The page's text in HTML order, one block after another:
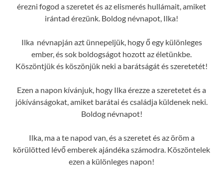
érezni fogod a szeretet és az elismerés hullámait, amiket
irántad érezünk. Boldog névnapot, Ilka!
Ilka névnapján azt ünnepeljük, hogy ő egy különleges
ember, és sok boldogságot hozott az életünkbe.
Köszöntjük és köszönjük neki a barátságát és szeretetét!
Ezen a napon kívánjuk, hogy Ilka érezze a szeretetet és a
jókívánságokat, amiket barátai és családja küldenek neki.
Boldog névnapot!
Ilka, ma a te napod van, és a szeretet és az öröm a
körülötted lévő emberek ajándéka számodra. Köszöntelek
ezen a különleges napon!